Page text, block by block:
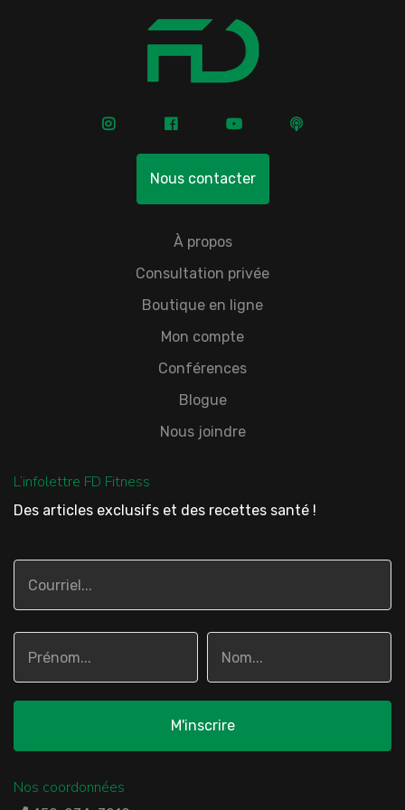
Nous contacter
À propos
Consultation privée
Boutique en ligne
Mon compte
Conférences
Blogue
Nous joindre
L’infolettre FD Fitness
Des articles exclusifs et des recettes santé !
Nos coordonnées